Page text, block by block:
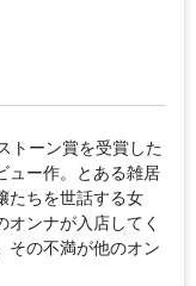
トーン賞を受賞した
ュー作。とある雑居
たちを世話する女
ンナが入店してく
その不満が他のオン